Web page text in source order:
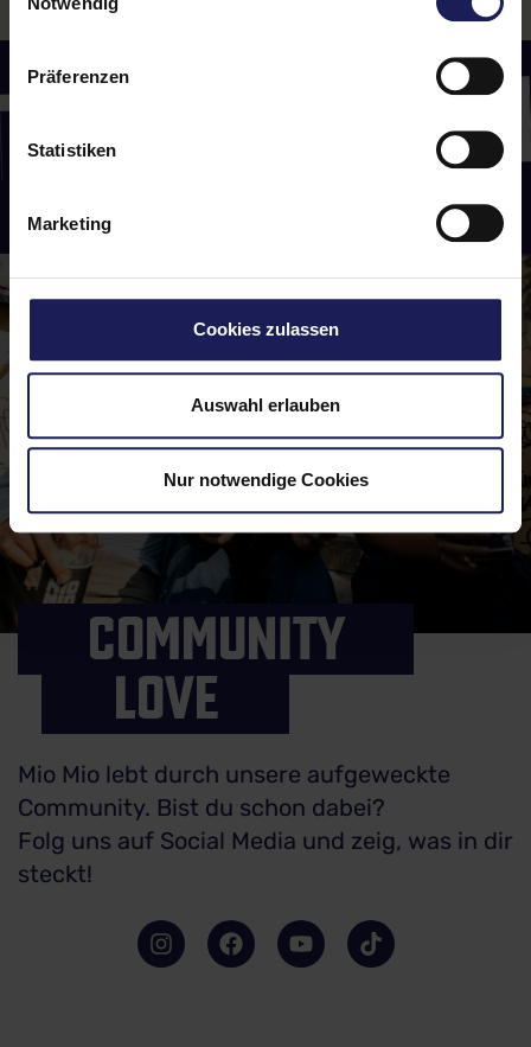
Präferenzen
Statistiken
Marketing
Cookies zulassen
Auswahl erlauben
Nur notwendige Cookies
COMMUNITY
LOVE
Mio Mio lebt durch unsere aufgeweckte
Community. Bist du schon dabei?
Folg uns auf Social Media und zeig, was in dir
steckt!